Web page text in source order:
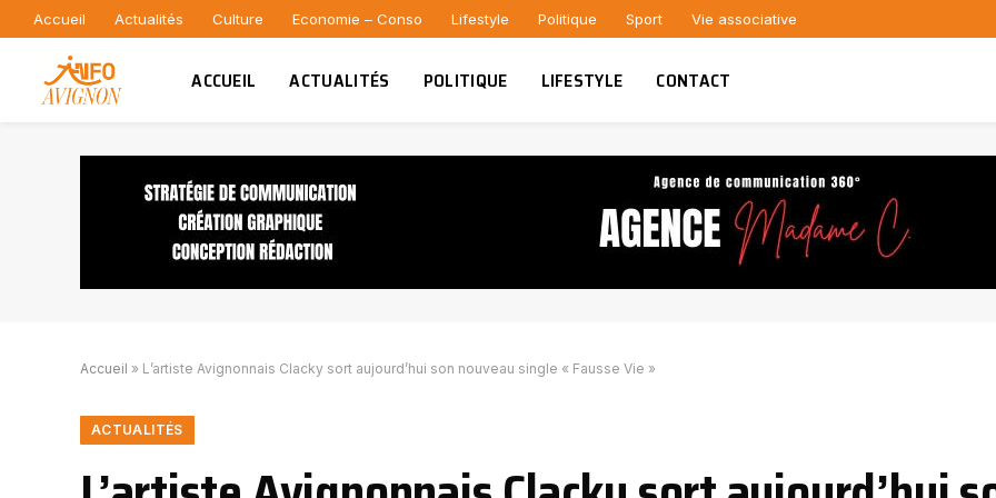
Accueil Actualités Culture Economie – Conso Lifestyle Politique Sport Vie associative
ACCUEIL ACTUALITÉS POLITIQUE LIFESTYLE CONTACT
Accueil » L’artiste Avignonnais Clacky sort aujourd’hui son nouveau single « Fausse Vie »
ACTUALITÉS